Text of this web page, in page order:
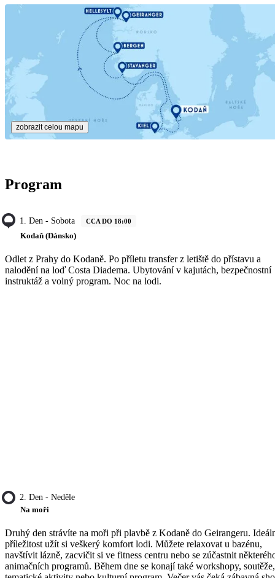
zobrazit celou mapu
Program
1. Den - Sobota CCA DO 18:00
Kodaň (Dánsko)
Odlet z Prahy do Kodaně. Po příletu transfer z letiště do přístavu a
nalodění na loď Costa Diadema. Ubytování v kajutách, bezpečnostní
instruktáž a volný program. Noc na lodi.
2. Den - Neděle
Na moři
Druhý den strávíte na moři při plavbě z Kodaně do Geirangeru.
příležitost užít si veškerý komfort lodi. Můžete relaxovat u bazénu,
navštívit lázně, zacvičit si ve fitness centru nebo se zúčastnit
animačních programů. Během dne se konají také workshopy, soutěže,